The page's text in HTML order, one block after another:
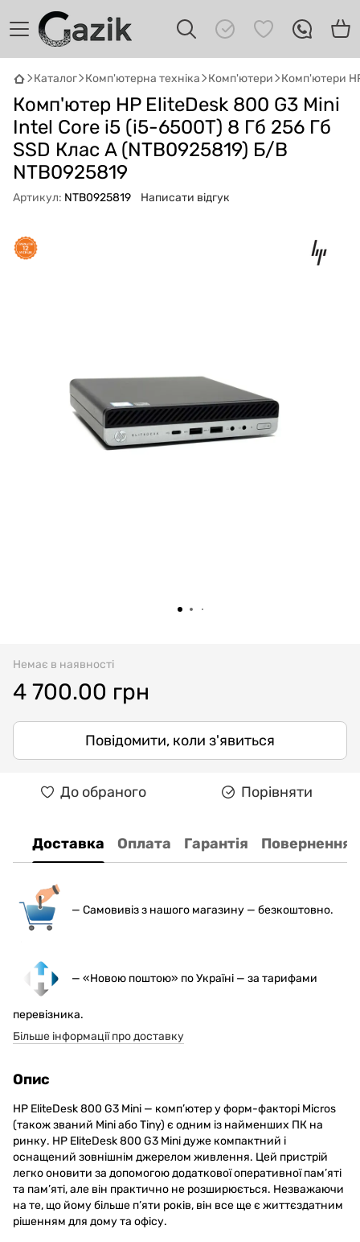
Каталог Комп'ютерна техніка Комп'ютери Комп'ютери
Комп'ютер HP EliteDesk 800 G3 Mini
Intel Core i5 (i5-6500T) 8 Гб 256 Гб
SSD Клас A (NTB0925819) Б/В
NTB0925819
Артикул: NTB0925819 Написати відгук
Немає в наявності
4 700.00 грн
Повідомити, коли з'явиться
До обраного Порівняти
Доставка Оплата Гарантія Повернення
— Самовивіз з нашого магазину — безкоштовно.
— «Новою поштою» по Україні — за тарифами
перевізника.
Більше інформації про доставку
Опис
HP EliteDesk 800 G3 Mini — комп’ютер у форм-факторі Micros
(також званий Mini або Tiny) є одним із найменших ПК на
ринку. HP EliteDesk 800 G3 Mini дуже компактний і
оснащений зовнішнім джерелом живлення. Цей пристрій
легко оновити за допомогою додаткової оперативної пам’яті
та пам’яті, але він практично не розширюється. Незважаючи
на те, що йому більше п’яти років, він все ще є життєздатним
рішенням для дому та офісу.
GAZIKAI
Онлайн · пошук техніки
Привіт! 👋 Я Gazik AI — допоможу
підібрати вживану комп'ютерну техніку.